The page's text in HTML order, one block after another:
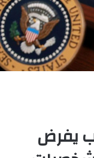
يفرض